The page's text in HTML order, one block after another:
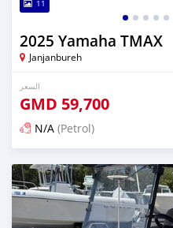
11
2025 Yamaha TMAX
Janjanbureh
السعر
GMD 59,700
N/A (Petrol)
تم النشر منذ حوالي شهران مضت